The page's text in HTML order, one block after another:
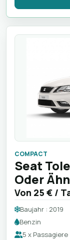
COMPACT
Seat
Oder
Von 25 € /
Baujahr : 2019
Benzin
5 x Passagiere